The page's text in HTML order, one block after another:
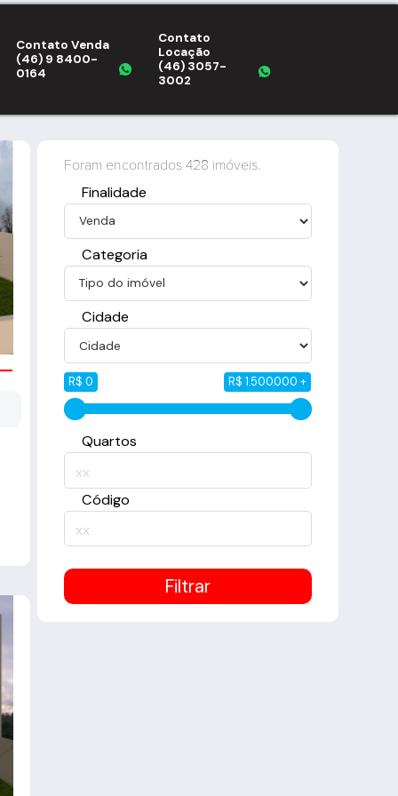
Contato Venda
(46) 9 8400-
0164
Contato
Locação
(46) 3057-
3002
Foram encontrados 428 imóveis.
Finalidade
Categoria
Cidade
R$ 0 R$ 1.500.000 +
Quartos
Código